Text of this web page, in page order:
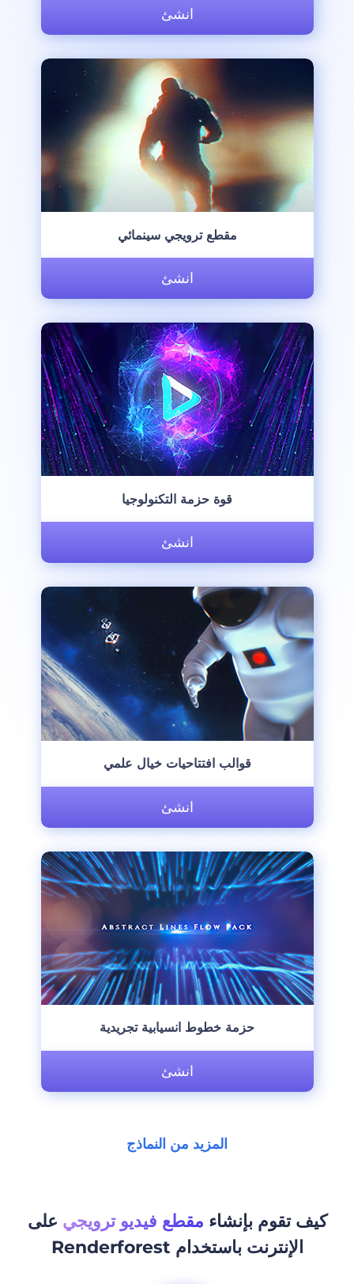
انشئ
مقطع ترويجي سينمائي
انشئ
قوة حزمة التكنولوجيا
انشئ
قوالب افتتاحيات خيال علمي
انشئ
حزمة خطوط انسيابية تجريدية
انشئ
المزيد من النماذج
كيف تقوم بإنشاء مقطع فيديو ترويجي على
الإنترنت باستخدام Renderforest